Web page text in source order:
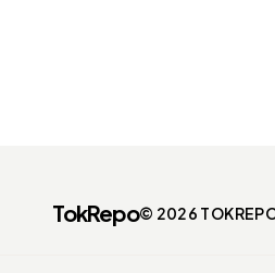
TokRepo© 2026